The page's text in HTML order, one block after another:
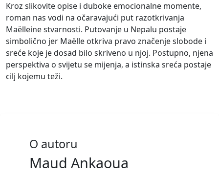
Kroz slikovite opise i duboke emocionalne momente,
roman nas vodi na očaravajući put razotkrivanja
Maëlleine stvarnosti. Putovanje u Nepalu postaje
simbolično jer Maëlle otkriva pravo značenje slobode i
sreće koje je dosad bilo skriveno u njoj. Postupno, njena
perspektiva o svijetu se mijenja, a istinska sreća postaje
cilj kojemu teži.
O autoru
Maud Ankaoua